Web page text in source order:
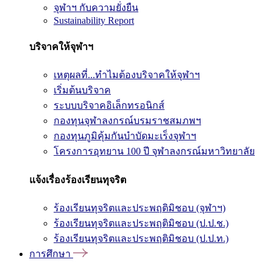
จุฬาฯ กับความยั่งยืน
Sustainability Report
บริจาคให้จุฬาฯ
เหตุผลที่...ทำไมต้องบริจาคให้จุฬาฯ
เริ่มต้นบริจาค
ระบบบริจาคอิเล็กทรอนิกส์
กองทุนจุฬาลงกรณ์บรมราชสมภพฯ
กองทุนภูมิคุ้มกันบำบัดมะเร็งจุฬาฯ
โครงการอุทยาน 100 ปี จุฬาลงกรณ์มหาวิทยาลัย
แจ้งเรื่องร้องเรียนทุจริต
ร้องเรียนทุจริตและประพฤติมิชอบ (จุฬาฯ)
ร้องเรียนทุจริตและประพฤติมิชอบ (ป.ป.ช.)
ร้องเรียนทุจริตและประพฤติมิชอบ (ป.ป.ท.)
การศึกษา